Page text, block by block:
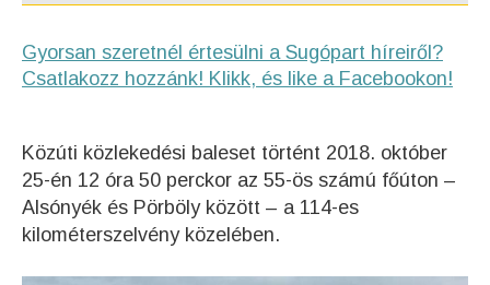
Gyorsan szeretnél értesülni a Sugópart híreiről?
Csatlakozz hozzánk! Klikk, és like a Facebookon!
Közúti közlekedési baleset történt 2018. október
25-én 12 óra 50 perckor az 55-ös számú főúton –
Alsónyék és Pörböly között – a 114-es
kilométerszelvény közelében.